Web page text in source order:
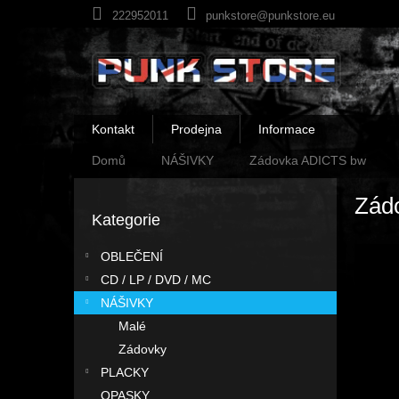
222952011 punkstore@punkstore.eu
Kontakt Prodejna Informace
Domů NÁŠIVKY Zádovka ADICTS bw
Přeskočit
Kategorie
OBLEČENÍ
CD / LP / DVD / MC
NÁŠIVKY
Malé
Zádovky
PLACKY
OPASKY